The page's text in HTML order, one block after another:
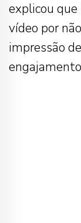
explicou
vídeo por
impressão